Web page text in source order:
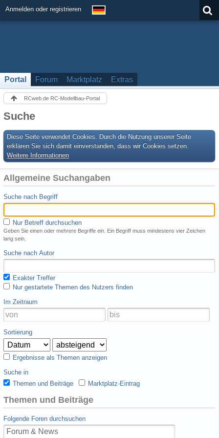
Anmelden oder registrieren
Portal Forum Marktplatz Extras
RCweb.de RC-Modellbau-Portal
Suche
Diese Seite verwendet Cookies. Durch die Nutzung unserer Seite
erklären Sie sich damit einverstanden, dass wir Cookies setzen.
Weitere Informationen
Allgemeine Suchangaben
Suche nach Begriff
Nur Betreff durchsuchen
Geben Sie einen oder mehrere Begriffe ein. Ein Begriff muss mindestens vier Zeichen
lang sein.
Suche nach Autor
Exakter Treffer
Nur gestartete Themen des Nutzers finden
Im Zeitraum
Sortierung
Ergebnisse als Themen anzeigen
Suche in
Themen und Beiträge
Marktplatz-Eintrag
Themen und Beiträge
Folgende Foren durchsuchen